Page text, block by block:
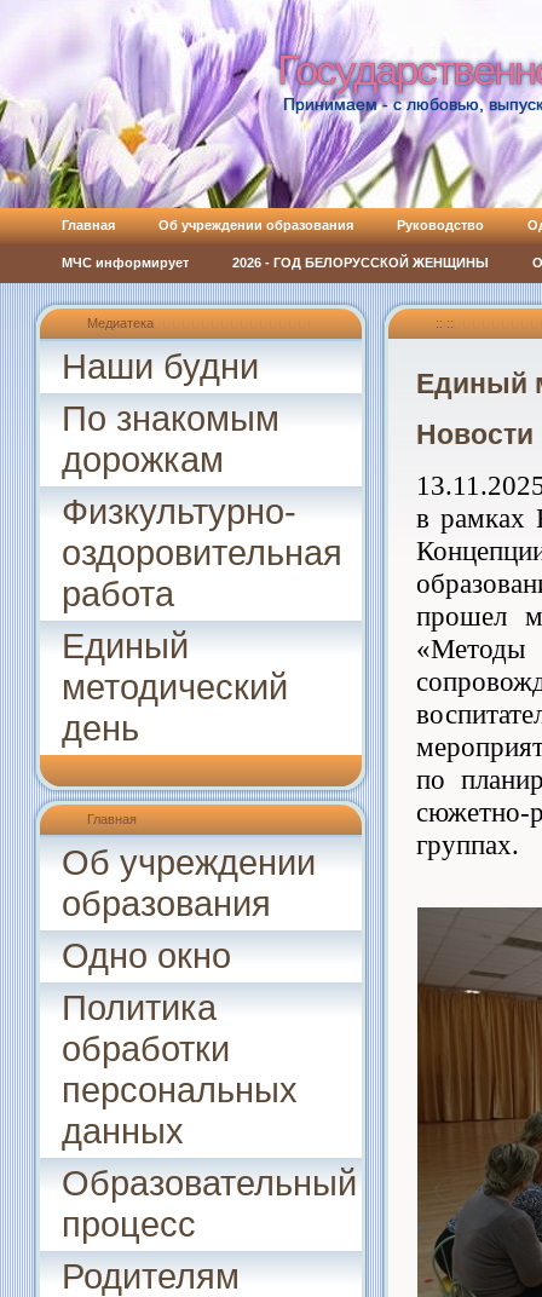
Принимаем - с любовью,
Главная Об учреждении образования Руководство
МЧС информирует 2026 - ГОД БЕЛОРУССКОЙ ЖЕНЩИНЫ
Медиатека
Наши будни
По знакомым
дорожкам
Физкультурно-
оздоровительная
работа
Единый
методический
день
Главная
Об учреждении
образования
Одно окно
Политика
обработки
персональных
данных
Образовательный
процесс
Родителям
:: ::
Единый
Новости
в рамках
прошел
по
сюжетно-
группах.